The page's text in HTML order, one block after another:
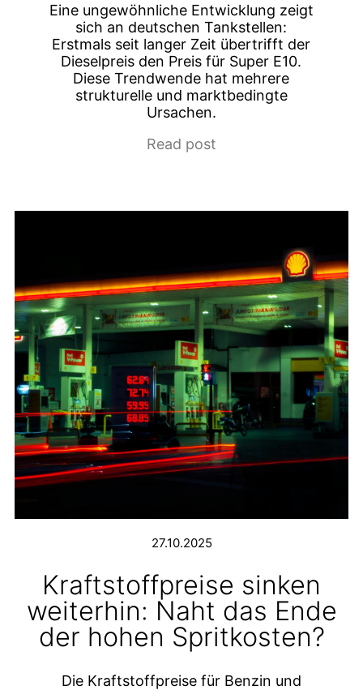
Eine ungewöhnliche Entwicklung zeigt
sich an deutschen Tankstellen:
Erstmals seit langer Zeit übertrifft der
Dieselpreis den Preis für Super E10.
Diese Trendwende hat mehrere
strukturelle und marktbedingte
Ursachen.
Read post
27.10.2025
Kraftstoffpreise sinken
weiterhin: Naht das Ende
der hohen Spritkosten?
Die Kraftstoffpreise für Benzin und